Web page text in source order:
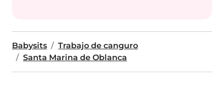
Babysits
Trabajo de canguro
Santa Marina de Oblanca